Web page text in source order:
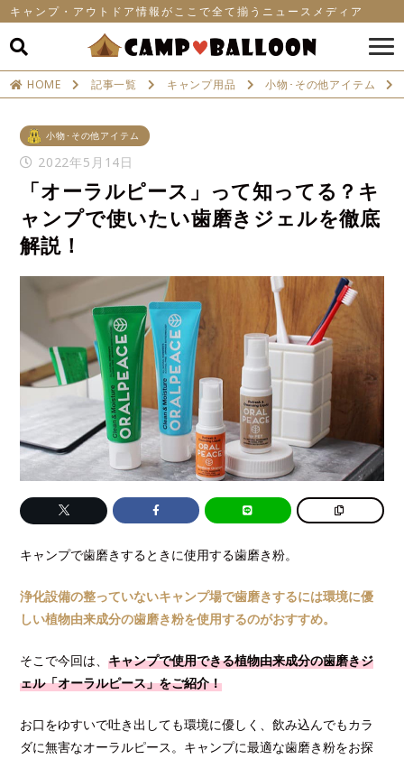
キャンプ・アウトドア情報がここで全て揃うニュースメディア
HOME 記事一覧 キャンプ用品 小物･その他アイテム
小物･その他アイテム
2022年5月14日
「オーラルピース」って知ってる？キ
ャンプで使いたい歯磨きジェルを徹底
解説！
キャンプで歯磨きするときに使用する歯磨き粉。
浄化設備の整っていないキャンプ場で歯磨きするには環境に優
しい植物由来成分の歯磨き粉を使用するのがおすすめ。
そこで今回は、キャンプで使用できる植物由来成分の歯磨きジ
ェル「オーラルピース」をご紹介！
お口をゆすいで吐き出しても環境に優しく、飲み込んでもカラ
ダに無害なオーラルピース。キャンプに最適な歯磨き粉をお探